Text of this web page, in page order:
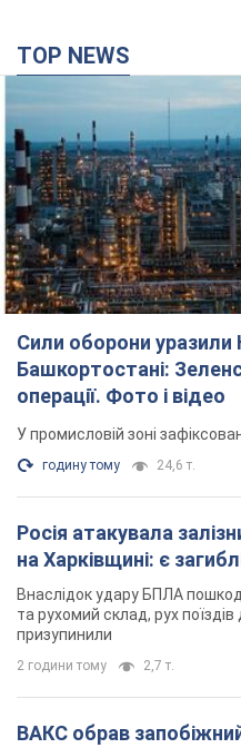
TOP NEWS
Сили оборони уразили
Башкортостані:
операції. Фото і відео
У промисловій зоні
годину тому 24,6 т.
Росія атакувала
на Харківщині: є
Внаслідок удару БПЛА
та рухомий склад, рух
призупинили
2 години тому 2,7 т.
ВАКС обрав запобіжний захід експосолці